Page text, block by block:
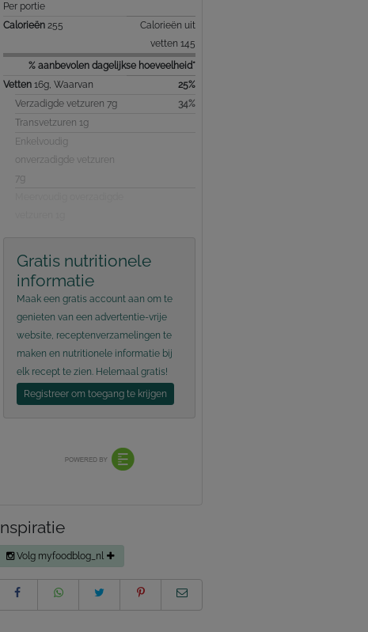
Per portie
Calorieën 255
Calorieën uit
vetten 145
% aanbevolen dagelijkse hoeveelheid*
Vetten 16g, Waarvan
25%
Verzadigde vetzuren 7g
34%
Transvetzuren 1g
Enkelvoudig
onverzadigde vetzuren
7g
Gratis nutritionele
informatie
Maak een gratis account aan om te
genieten van een advertentie-vrije
website, receptenverzamelingen te
maken en nutritionele informatie bij
elk recept te zien. Helemaal gratis!
Registreer om toegang te krijgen
Volg myfoodblog_nl